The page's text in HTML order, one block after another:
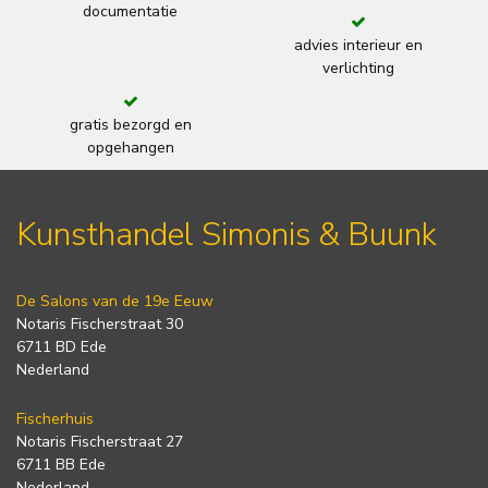
documentatie
advies interieur en
verlichting
gratis bezorgd en
opgehangen
Kunsthandel Simonis & Buunk
De Salons van de 19e Eeuw
Notaris Fischerstraat 30
6711 BD Ede
Nederland
Fischerhuis
Notaris Fischerstraat 27
6711 BB Ede